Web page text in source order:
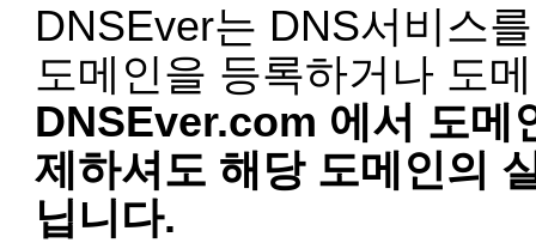
DNSEver는 DNS서비스
도메인을 등록하거나 도
DNSEver.com 에서 도메
제하셔도 해당 도메인의
닙니다.